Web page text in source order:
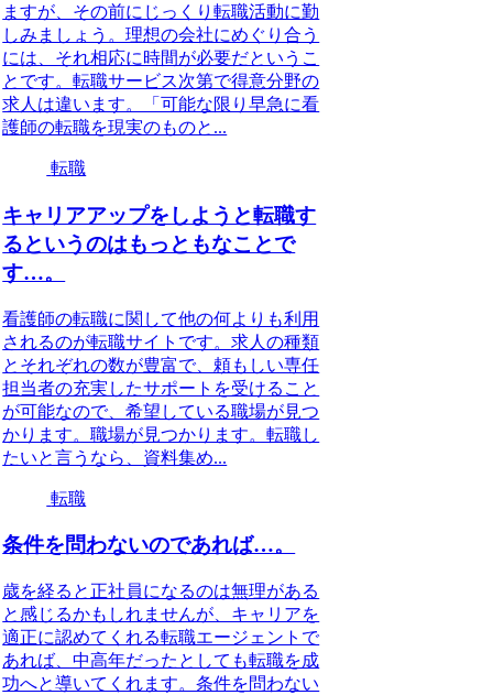
ますが、その前にじっくり転職活動に勤
しみましょう。理想の会社にめぐり合う
には、それ相応に時間が必要だというこ
とです。転職サービス次第で得意分野の
求人は違います。「可能な限り早急に看
護師の転職を現実のものと...
転職
キャリアアップをしようと転職す
るというのはもっともなことで
す…。
看護師の転職に関して他の何よりも利用
されるのが転職サイトです。求人の種類
とそれぞれの数が豊富で、頼もしい専任
担当者の充実したサポートを受けること
が可能なので、希望している職場が見つ
かります。職場が見つかります。転職し
たいと言うなら、資料集め...
転職
条件を問わないのであれば…。
歳を経ると正社員になるのは無理がある
と感じるかもしれませんが、キャリアを
適正に認めてくれる転職エージェントで
あれば、中高年だったとしても転職を成
功へと導いてくれます。条件を問わない